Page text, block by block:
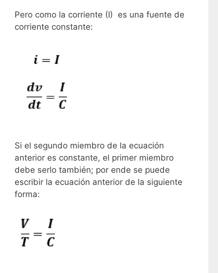
Pero como la corriente (I) es una fuente de
corriente constante:
Si el segundo miembro de la ecuación
anterior es constante, el primer miembro
debe serlo también; por ende se puede
escribir la ecuación anterior de la siguiente
forma: